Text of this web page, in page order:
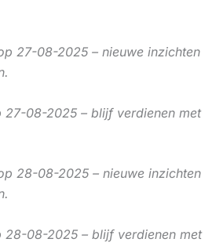
27-08-2025 – nieuwe inzichten
27-08-2025 – blijf verdienen met
28-08-2025 – nieuwe inzichten
28-08-2025 – blijf verdienen met